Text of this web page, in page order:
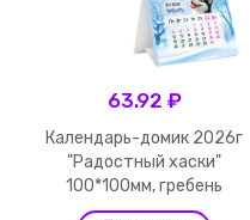
63.92 ₽
Календарь-домик 2026г
"Радостный хаски"
100*100мм, гребень